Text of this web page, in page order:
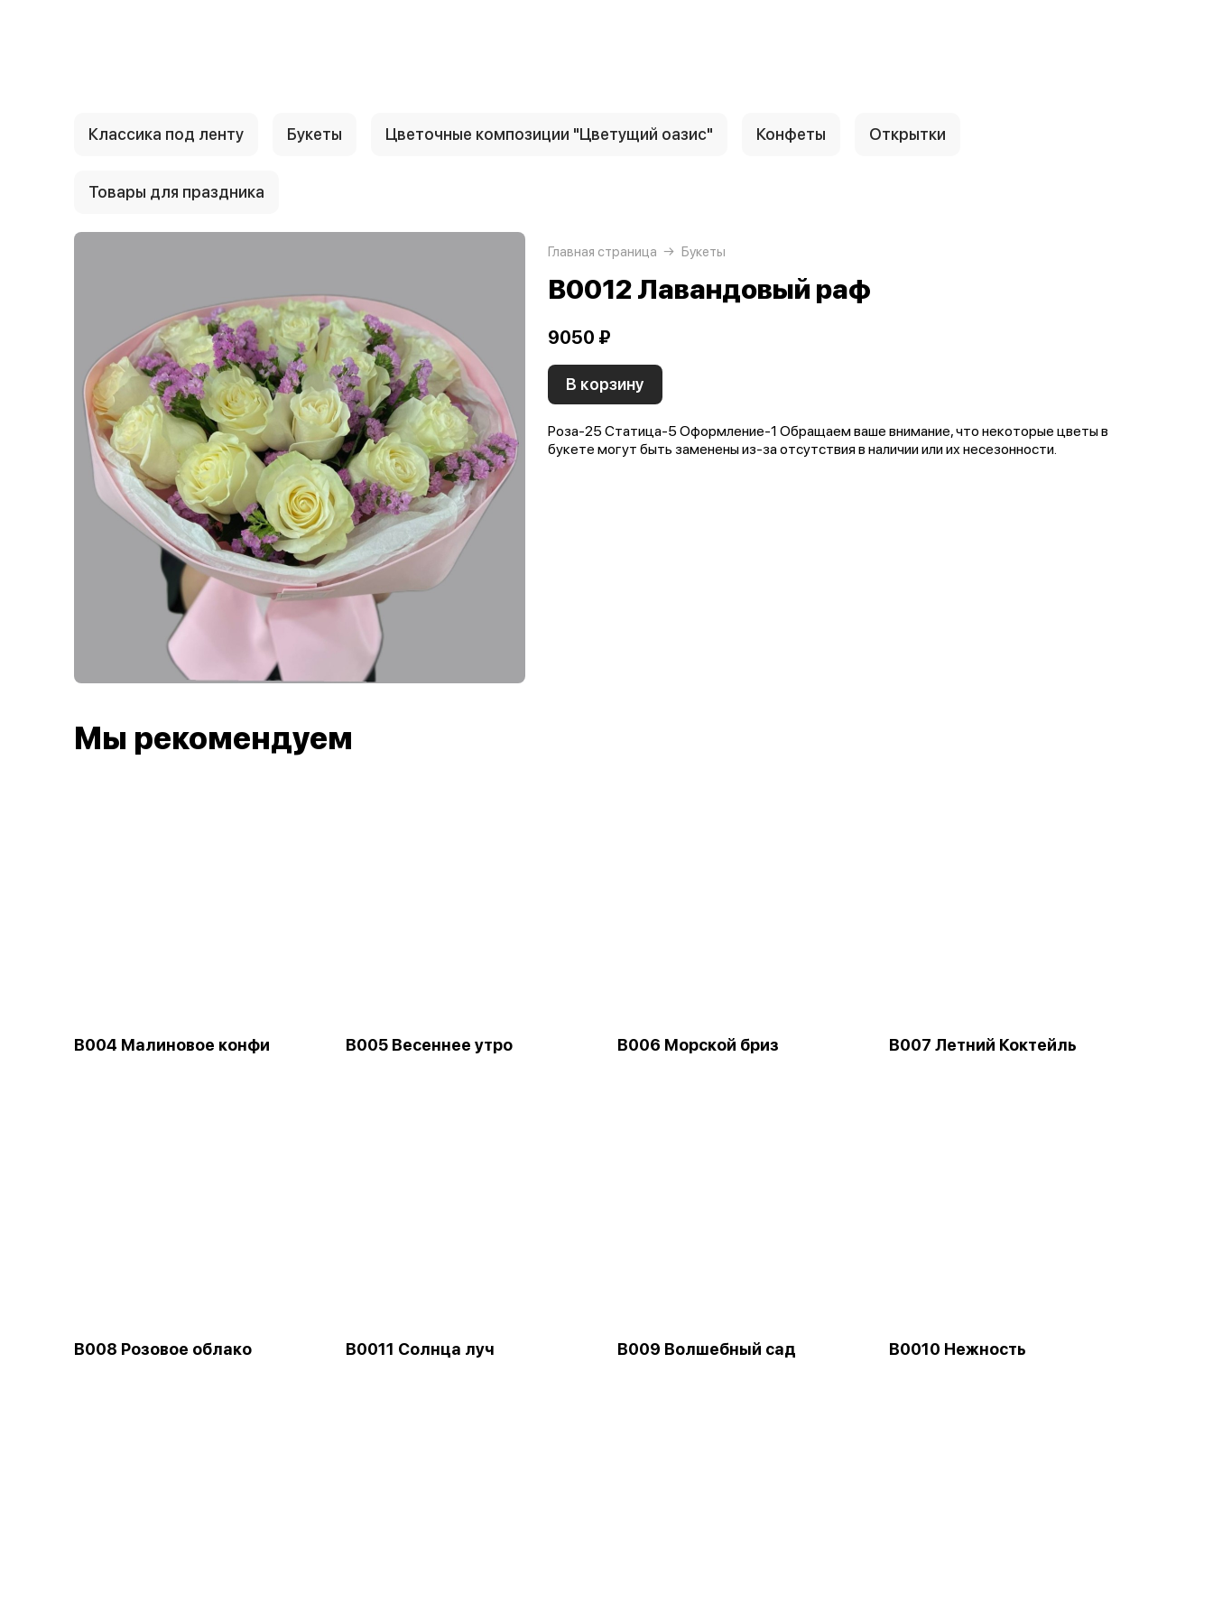
Классика под ленту Букеты Цветочные композиции "Цветущий оазис" Конфеты Открытки
Товары для праздника
Главная страница Букеты
B0012 Лавандовый раф
9050 ₽
В корзину
Роза-25 Статица-5 Оформление-1 Обращаем ваше внимание, что некоторые цветы в
букете могут быть заменены из-за отсутствия в наличии или их несезонности.
Мы рекомендуем
B004 Малиновое конфи B005 Весеннее утро B006 Морской бриз B007 Летний Коктейль
B008 Розовое облако B0011 Солнца луч B009 Волшебный сад B0010 Нежность